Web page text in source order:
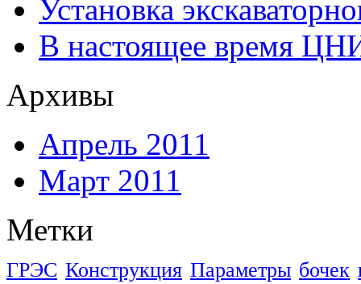
Установка
В настоящее время
Архивы
Апрель 2011
Март 2011
Метки
ГРЭС Конструкция Параметры бочек